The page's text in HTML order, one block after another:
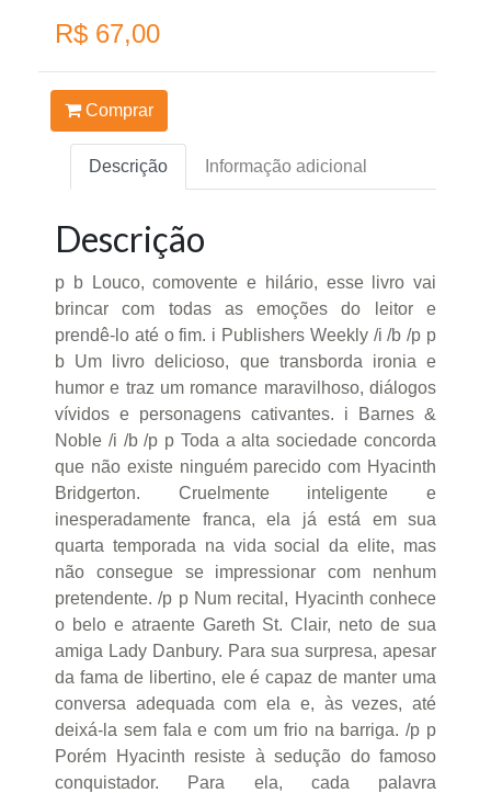
R$ 67,00
Comprar
Descrição Informação adicional
Descrição
p b Louco, comovente e hilário, esse livro vai
brincar com todas as emoções do leitor e
prendê-lo até o fim. i Publishers Weekly /i /b /p p
b Um livro delicioso, que transborda ironia e
humor e traz um romance maravilhoso, diálogos
vívidos e personagens cativantes. i Barnes &
Noble /i /b /p p Toda a alta sociedade concorda
que não existe ninguém parecido com Hyacinth
Bridgerton. Cruelmente inteligente e
inesperadamente franca, ela já está em sua
quarta temporada na vida social da elite, mas
não consegue se impressionar com nenhum
pretendente. /p p Num recital, Hyacinth conhece
o belo e atraente Gareth St. Clair, neto de sua
amiga Lady Danbury. Para sua surpresa, apesar
da fama de libertino, ele é capaz de manter uma
conversa adequada com ela e, às vezes, até
deixá-la sem fala e com um frio na barriga. /p p
Porém Hyacinth resiste à sedução do famoso
conquistador. Para ela, cada palavra